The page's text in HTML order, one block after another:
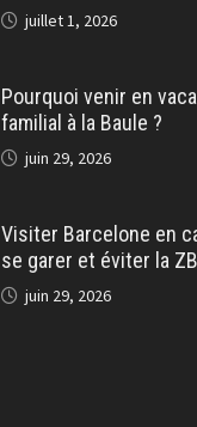
juillet 1, 2026
Pourquoi venir en
familial à la Baule ?
juin 29, 2026
Visiter Barcelone en
se garer et éviter la
juin 29, 2026